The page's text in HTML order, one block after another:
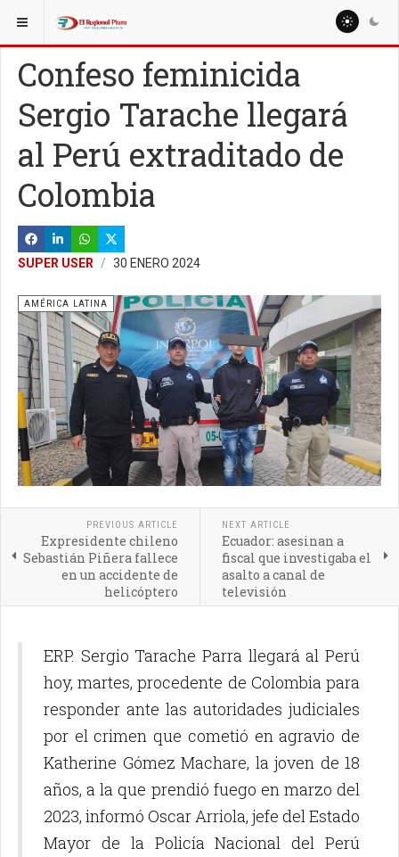
ESTÁ AQUÍ:
Confeso feminicida
Sergio Tarache llegará
al Perú extraditado de
Colombia
SUPER USER 30 ENERO 2024
AMÉRICA LATINA
PREVIOUS ARTICLE
Expresidente chileno
Sebastián Piñera fallece
en un accidente de
helicóptero
NEXT ARTICLE
Ecuador: asesinan a
fiscal que investigaba el
asalto a canal de
televisión
ERP. Sergio Tarache Parra llegará al Perú
hoy, martes, procedente de Colombia para
responder ante las autoridades judiciales
por el crimen que cometió en agravio de
Katherine Gómez Machare, la joven de 18
años, a la que prendió fuego en marzo del
2023, informó Oscar Arriola, jefe del Estado
Mayor de la Policía Nacional del Perú